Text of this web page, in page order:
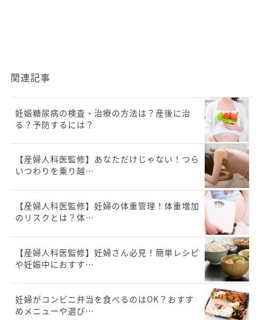
関連記事
妊娠糖尿病の検査・治療の方法は？産後に治
る？予防するには？
【産婦人科医監修】あなただけじゃない！つら
いつわりを乗り越…
【産婦人科医監修】妊婦の体重管理！体重増加
のリスクとは？体…
【産婦人科医監修】妊婦さん必見！簡単レシピ
や妊娠中におすす…
妊婦がコンビニ弁当を食べるのはOK？おすす
めメニューや選び…